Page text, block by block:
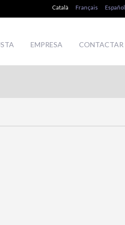
Català Français Español
EMPRESA CONTACTAR